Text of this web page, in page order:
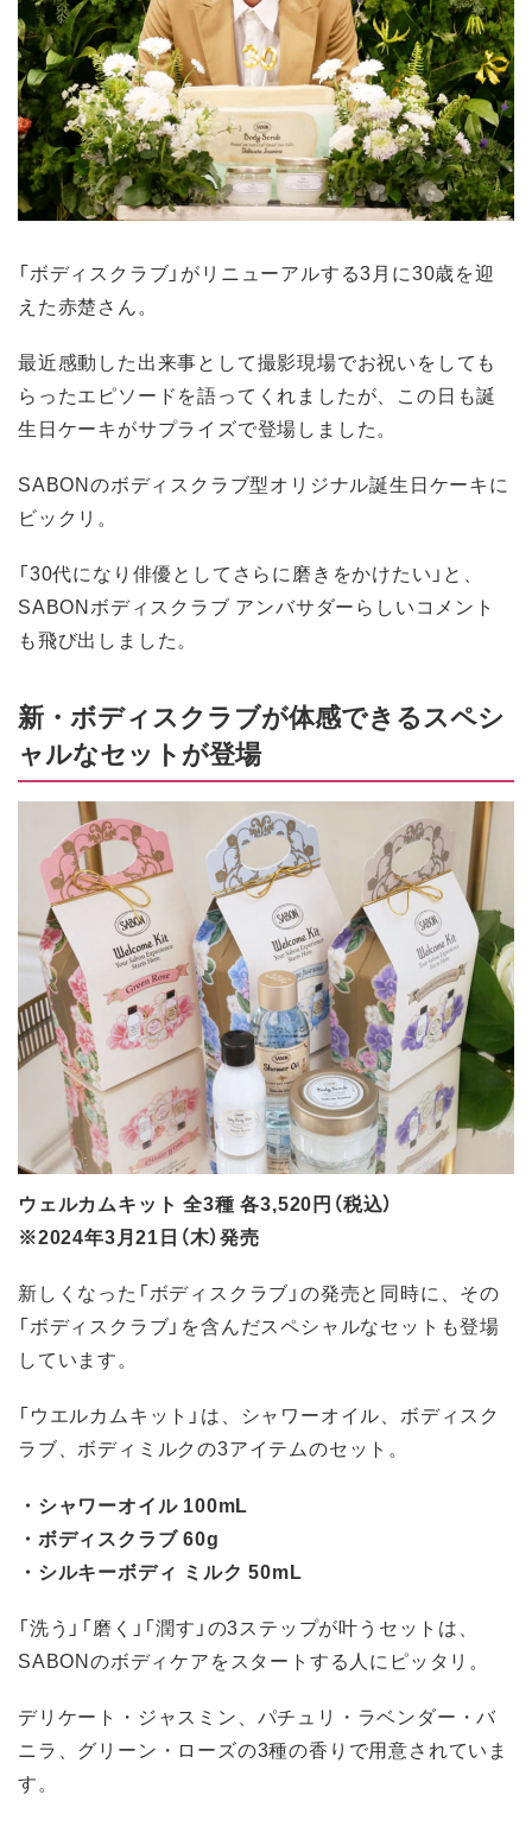
「ボディスクラブ」がリニューアルする3月に30歳を迎
えた赤楚さん。
最近感動した出来事として撮影現場でお祝いをしても
らったエピソードを語ってくれましたが、この日も誕
生日ケーキがサプライズで登場しました。
SABONのボディスクラブ型オリジナル誕生日ケーキに
ビックリ。
「30代になり俳優としてさらに磨きをかけたい」と、
SABONボディスクラブ アンバサダーらしいコメント
も飛び出しました。
新・ボディスクラブが体感できるスペシ
ャルなセットが登場
ウェルカムキット 全3種 各3,520円（税込）
※2024年3月21日（木）発売
新しくなった「ボディスクラブ」の発売と同時に、その
「ボディスクラブ」を含んだスペシャルなセットも登場
しています。
「ウエルカムキット」は、シャワーオイル、ボディスク
ラブ、ボディミルクの3アイテムのセット。
・シャワーオイル 100mL
・ボディスクラブ 60g
・シルキーボディ ミルク 50mL
「洗う」「磨く」「潤す」の3ステップが叶うセットは、
SABONのボディケアをスタートする人にピッタリ。
デリケート・ジャスミン、パチュリ・ラベンダー・バ
ニラ、グリーン・ローズの3種の香りで用意されていま
す。